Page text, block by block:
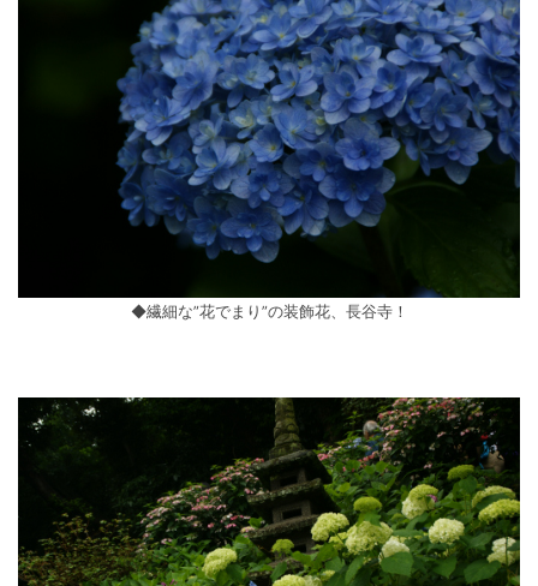
◆繊細な”花でまり”の装飾花、長谷寺！